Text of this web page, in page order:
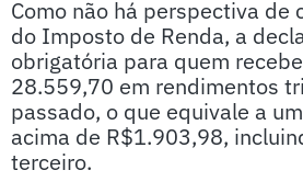
Como não há perspectiva de
do Imposto de Renda, a
obrigatória para quem
28.559,70 em rendimentos
passado, o que equivale a
acima de R$1.903,98,
terceiro.